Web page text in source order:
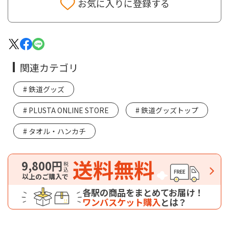
お気に入りに登録する
関連カテゴリ
鉄道グッズ
PLUSTA ONLINE STORE 鉄道グッズトップ
タオル・ハンカチ
9,800円税込
以上のご購入で 送料無料
各駅の商品をまとめてお届け！
ワンバスケット購入とは？